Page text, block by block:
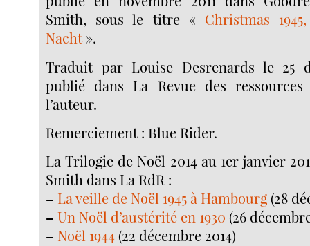
Smith, sous le titre « Christmas
Nacht».
Traduit par Louise Desrenards le 25
publié dans La Revue des ressources
l’auteur.
Remerciement : Blue Rider.
La Trilogie de Noël 2014 au 1er janvier
Smith dans La RdR :
– La veille de Noël 1945 à Hambourg (28
– Un Noël d’austérité en 1930 (26
– Noël 1944 (22 décembre 2014)